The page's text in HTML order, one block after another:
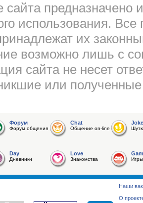
предназначено
использования.
их
возможно лишь с
сайта не несет
или
Форум
Форум общения
Chat
Общение on-line
Joke
Day
Дневники
Love
Знакомства Игры
Наши
О